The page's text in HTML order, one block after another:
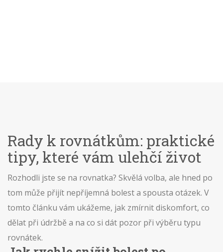
Rady k rovnátkům: praktické
tipy, které vám ulehčí život
Rozhodli jste se na rovnatka? Skvělá volba, ale hned po
tom může přijít nepříjemná bolest a spousta otázek. V
tomto článku vám ukážeme, jak zmírnit diskomfort, co
dělat při údržbě a na co si dát pozor při výběru typu
rovnátek.